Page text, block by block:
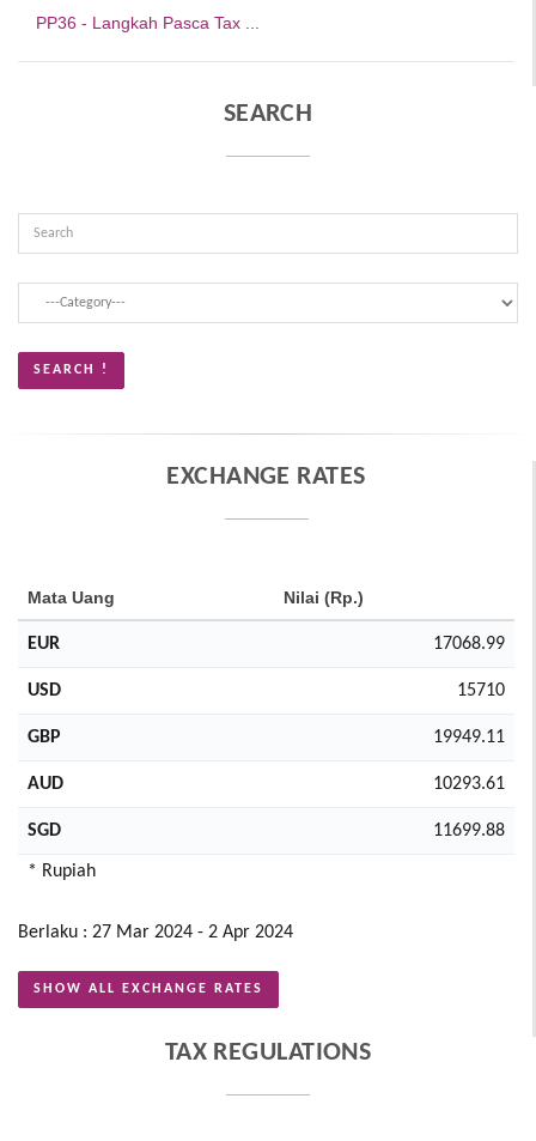
PP36 - Langkah Pasca Tax ...
SEARCH
EXCHANGE RATES
Mata Uang Nilai (Rp.)
EUR 17068.99
USD 15710
GBP 19949.11
AUD 10293.61
SGD 11699.88
* Rupiah
Berlaku : 27 Mar 2024 - 2 Apr 2024
SHOW ALL EXCHANGE RATES
TAX REGULATIONS